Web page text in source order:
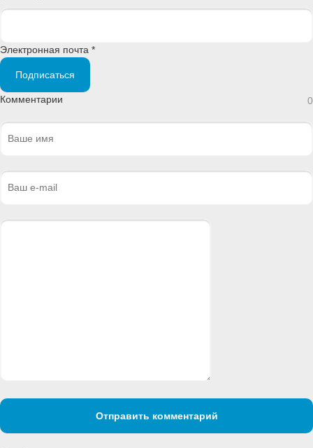
Электронная почта *
Подписаться
Комментарии 0
Отправить комментарий